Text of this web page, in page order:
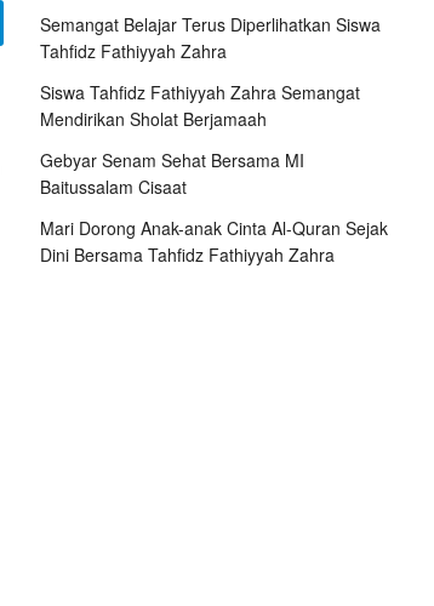
Semangat Belajar Terus Diperlihatkan Siswa
Tahfidz Fathiyyah Zahra
Siswa Tahfidz Fathiyyah Zahra Semangat
Mendirikan Sholat Berjamaah
Gebyar Senam Sehat Bersama MI
Baitussalam Cisaat
Mari Dorong Anak-anak Cinta Al-Quran Sejak
Dini Bersama Tahfidz Fathiyyah Zahra